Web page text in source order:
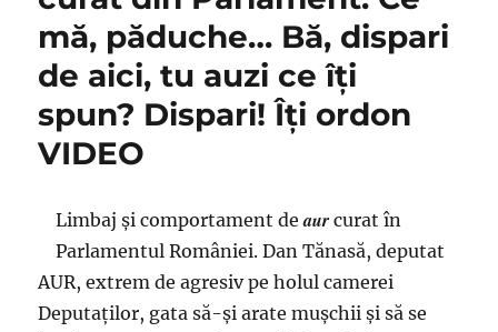
de-
a
dreptul
acum
duc
Lăsați-
să
mă, păduche… Bă, dispari
de aici, tu auzi ce îți
spun? Dispari! Îţi ordon
VIDEO
Limbaj şi comportament deaur curat în
Parlamentul României. Dan Tănasă, deputat
AUR, extrem de agresiv pe holul camerei
Deputaţilor, gata să-şi arate muşchii şi să se